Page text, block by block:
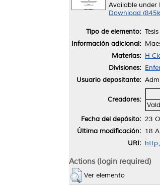
Available under
Download
Tipo de elemento:
Información adicional:
Materias: H
Divisiones:
Usuario depositante:
Creadores:
Fecha del depósito: 23
Última modificación: 18
URI:
Actions (login required)
Ver elemento